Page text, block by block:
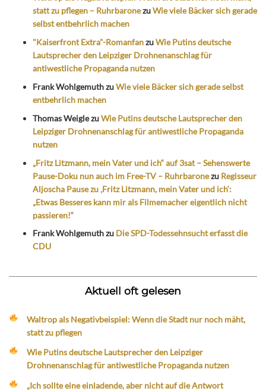
statt zu pflegen – RuhrbaronezuWie viele Bäcker sich gerade
selbst entbehrlich machen
"Kaiserfront Extra"-RomanfanzuWie Putins deutsche
Lautsprecher den Leipziger Drohnenanschlag für
antiwestliche Propaganda nutzen
Frank WohlgemuthzuWie viele Bäcker sich gerade selbst
entbehrlich machen
Thomas WeiglezuWie Putins deutsche Lautsprecher den
Leipziger Drohnenanschlag für antiwestliche Propaganda
nutzen
„Fritz Litzmann, mein Vater und ich“ auf 3sat – Sehenswerte
Pause-Doku nun auch im Free-TV – Ruhrbaronezu Regisseur
Aljoscha Pause zu ‚Fritz Litzmann, mein Vater und ich‘:
„Etwas Besseres kann mir als Filmemacher eigentlich nicht
passieren!“
Frank Wohlgemuthzu Die SPD-Todessehnsucht erfasst die
CDU
Aktuell oft gelesen
Waltrop als Negativbeispiel: Wenn die Stadt nur noch mäht,
statt zu pflegen
Wie Putins deutsche Lautsprecher den Leipziger
Drohnenanschlag für antiwestliche Propaganda nutzen
„Ich sollte eine einladende, aber nicht auf die Antwort